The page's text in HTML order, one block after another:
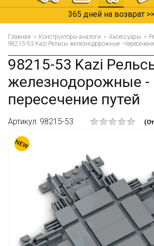
365 дней на возврат >>
Главная Конструкторы аналоги Аксессуары
98215-53 Kazi Рельсы железнодорожные -
98215-53 Kazi
железнодорожные -
пересечение путей
Артикул: 98215-53